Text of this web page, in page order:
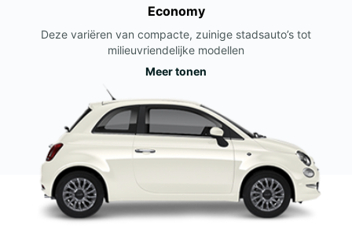
Economy
Deze variëren van compacte, zuinige stadsauto’s tot
milieuvriendelijke modellen
Meer tonen